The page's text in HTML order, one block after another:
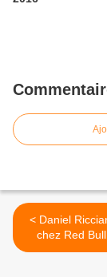
< Daniel Ricciardo promu
chez Red